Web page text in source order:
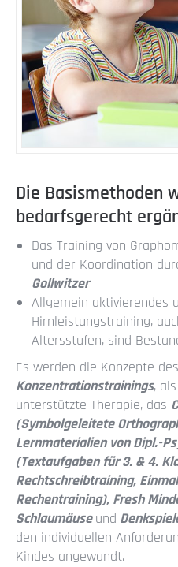
Die Basismethoden
bedarfsgerecht
Das Training von
und der Koordination
Gollwitzer
Allgemein aktivierendes
Hirnleistungstraining,
Altersstufen, sind
Es werden die Konzepte des
Konzentrationstrainings,
unterstützte Therapie, das
(Symbolgeleitete
Lernmaterialien von Dipl.-
(Textaufgaben für 3. & 4.
Rechtschreibtraining,
Rechentraining), Fresh
Schlaumäuse und
den individuellen
Kindes angewandt.